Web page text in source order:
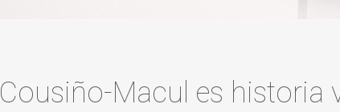
Cousiño-Macul es historia